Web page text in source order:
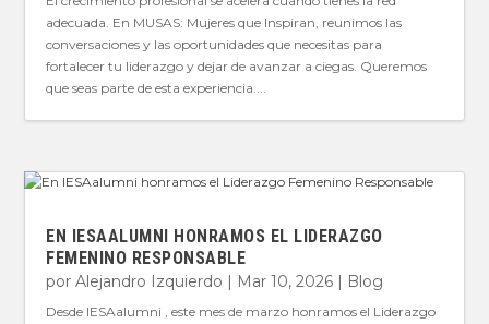
adecuada. En MUSAS: Mujeres que Inspiran, reunimos las
conversaciones y las oportunidades que necesitas para
fortalecer tu liderazgo y dejar de avanzar a ciegas. Queremos
que seas parte de esta experiencia....
EN IESAALUMNI HONRAMOS EL LIDERAZGO
FEMENINO RESPONSABLE
porAlejandro Izquierdo | Mar 10, 2026 | Blog
Desde IESAalumni , este mes de marzo honramos el Liderazgo